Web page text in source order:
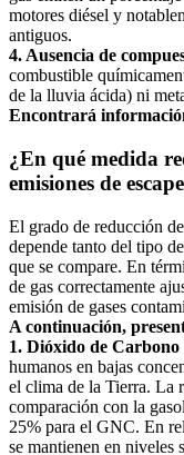
motores diésel y
antiguos.
4. Ausencia de
combustible
de la lluvia ácida) ni
Encontrará
¿En qué medida
emisiones de
El grado de reducción
depende tanto del tipo
que se compare. En
de gas correctamente
emisión de gases
A continuación,
1. Dióxido de Carbono
humanos en bajas
el clima de la Tierra. La
comparación con la
25% para el GNC. En
se mantienen en niveles